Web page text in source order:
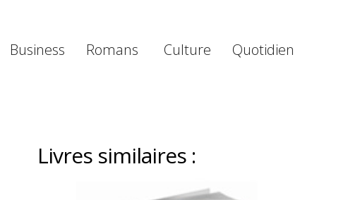
Business Romans Culture Quotidien
Livres similaires :